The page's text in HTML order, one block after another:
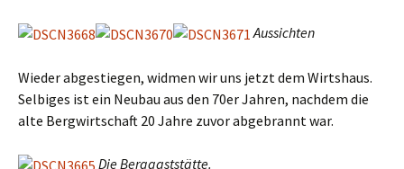
Aussichten
Wieder abgestiegen, widmen wir uns jetzt dem Wirtshaus.
Selbiges ist ein Neubau aus den 70er Jahren, nachdem die
alte Bergwirtschaft 20 Jahre zuvor abgebrannt war.
Die Berggaststätte.